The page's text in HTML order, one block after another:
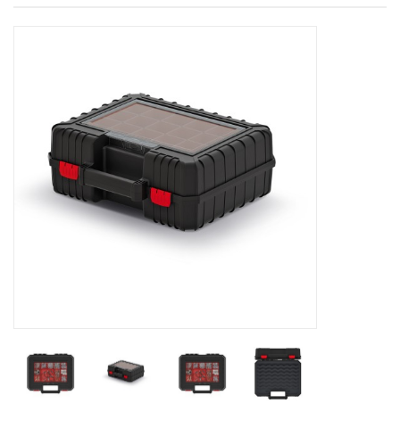
GRADINA
ECHIPAMENTE
FOTOVOLTAICE